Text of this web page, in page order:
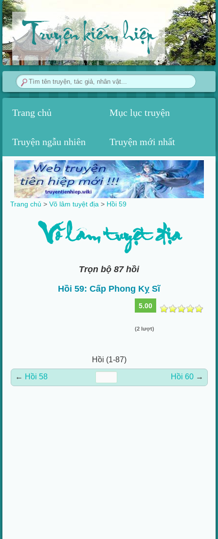
Truyện kiếm hiệp
Trang chủ Mục lục truyện
Truyện ngẫu nhiên Truyện mới nhất
Trang chủ >Võ lâm tuyệt địa > Hồi 59
Võ lâm tuyệt địa
Trọn bộ 87 hồi
Hồi 59: Cấp Phong Kỵ Sĩ
5.00
(2 lượt)
Hồi (1-87)
← Hồi 58 Hồi 60 →